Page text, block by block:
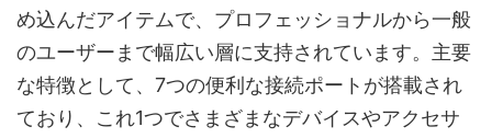
め込んだアイテムで、プロフェッショナルから一般
のユーザーまで幅広い層に支持されています。主要
な特徴として、7つの便利な接続ポートが搭載され
ており、これ1つでさまざまなデバイスやアクセサ